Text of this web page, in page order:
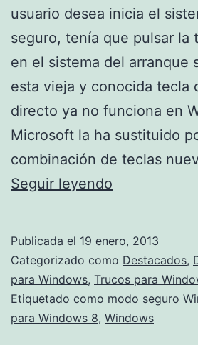
usuario desea inicia el
seguro, tenía que pulsar la
en el sistema del arranque
esta vieja y conocida tecla
directo ya no funciona en
Microsoft la ha sustituido
combinación de teclas
Seguir leyendo
Windows
8
Publicada el 19 enero, 2013
Categorizado como Destacados,
para Windows, Trucos para
Etiquetado como modo seguro
para Windows 8, Windows